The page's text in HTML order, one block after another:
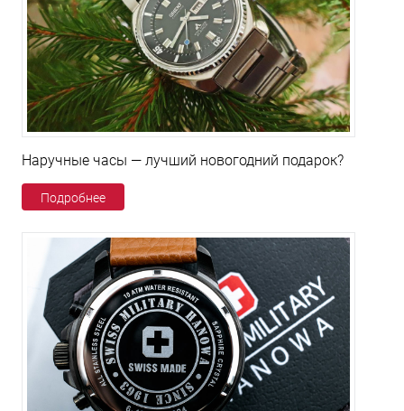
Наручные часы — лучший новогодний подарок?
Подробнее